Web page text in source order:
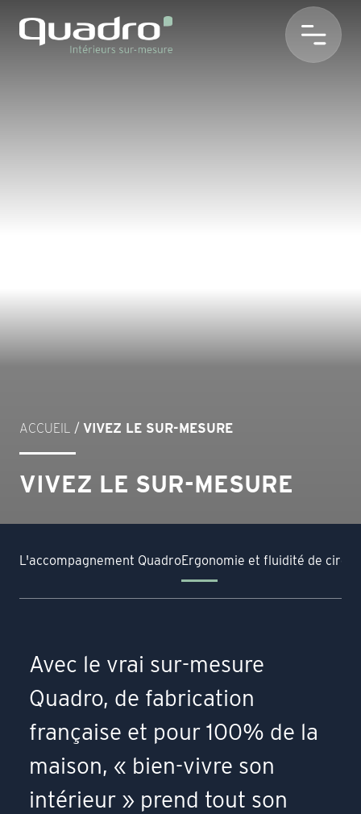
ACCUEIL / VIVEZ LE SUR-MESURE
VIVEZ LE SUR-MESURE
L'accompagnement QuadroErgonomie et fluidité de
Avec le vrai sur-mesure
Quadro, de fabrication
française et pour 100% de la
maison, « bien-vivre son
intérieur » prend tout son